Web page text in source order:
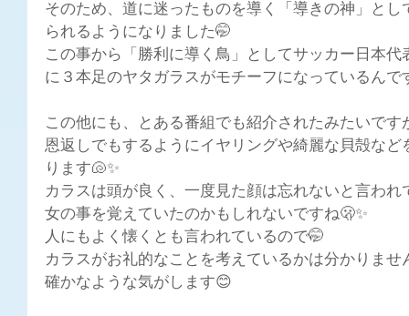
そのため、道に迷ったものを導く「導きの神」と
られるようになりました🤭
この事から「勝利に導く鳥」としてサッカー日本
に３本足のヤタガラスがモチーフになっているんで
この他にも、とある番組でも紹介されたみたいで
恩返しでもするようにイヤリングや綺麗な貝殻な
ります🐚✨
カラスは頭が良く、一度見た顔は忘れないと言わ
女の事を覚えていたのかもしれないですね🫢✨
人にもよく懐くとも言われているので🤭
カラスがお礼的なことを考えているかは分かりませ
確かなような気がします😊